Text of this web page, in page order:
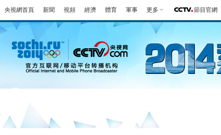
央視網首頁 新聞 視頻 經濟 體育 軍事 更多 節目官網